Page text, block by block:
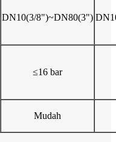
DN10(3/8")~DN80(3")
≤16 bar
Mudah